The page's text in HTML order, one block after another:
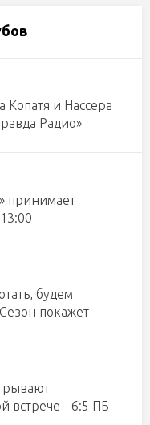
и Нассера
Радио»
принимает
будем
покажет
встрече - 6:5 ПБ